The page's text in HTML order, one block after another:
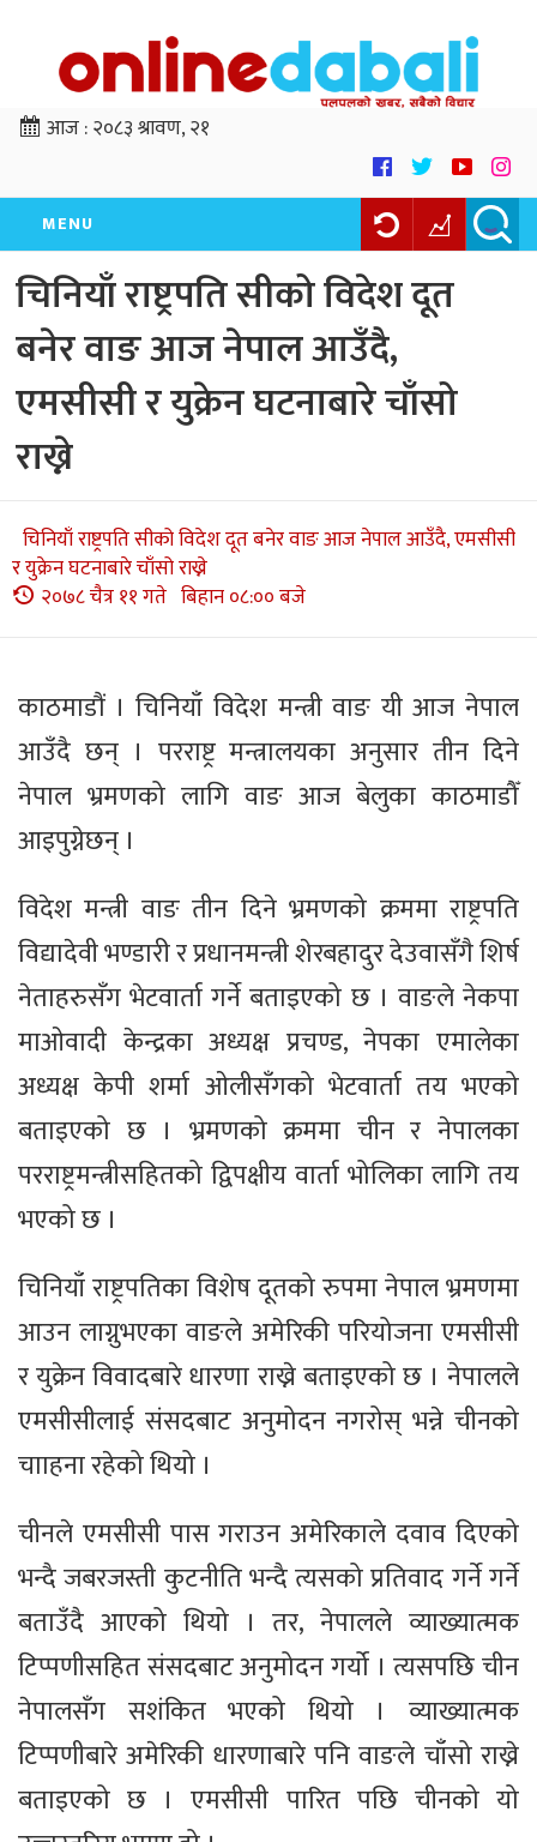
आज :२०८३ श्रावण, २१
MENU
चिनियाँ राष्ट्रपति सीको विदेश दूत
बनेर वाङ आज नेपाल आउँदै,
एमसीसी र युक्रेन घटनाबारे चाँसो
राख्ने
चिनियाँ राष्ट्रपति सीको विदेश दूत बनेर वाङ आज नेपाल आउँदै, एमसीसी
र युक्रेन घटनाबारे चाँसो राख्ने
२०७८ चैत्र ११ गते बिहान ०८:०० बजे
काठमाडौं । चिनियाँ विदेश मन्त्री वाङ यी आज नेपाल
आउँदै छन् । परराष्ट्र मन्त्रालयका अनुसार तीन दिने
नेपाल भ्रमणको लागि वाङ आज बेलुका काठमाडौँ
आइपुग्नेछन् ।
विदेश मन्त्री वाङ तीन दिने भ्रमणको क्रममा राष्ट्रपति
विद्यादेवी भण्डारी र प्रधानमन्त्री शेरबहादुर देउवासँगै शिर्ष
नेताहरुसँग भेटवार्ता गर्ने बताइएको छ । वाङले नेकपा
माओवादी केन्द्रका अध्यक्ष प्रचण्ड, नेपका एमालेका
अध्यक्ष केपी शर्मा ओलीसँगको भेटवार्ता तय भएको
बताइएको छ । भ्रमणको क्रममा चीन र नेपालका
परराष्ट्रमन्त्रीसहितको द्विपक्षीय वार्ता भोलिका लागि तय
भएको छ ।
चिनियाँ राष्ट्रपतिका विशेष दूतको रुपमा नेपाल भ्रमणमा
आउन लाग्नुभएका वाङले अमेरिकी परियोजना एमसीसी
र युक्रेन विवादबारे धारणा राख्ने बताइएको छ । नेपालले
एमसीसीलाई संसदबाट अनुमोदन नगरोस् भन्ने चीनको
चााहना रहेको थियो ।
चीनले एमसीसी पास गराउन अमेरिकाले दवाव दिएको
भन्दै जबरजस्ती कुटनीति भन्दै त्यसको प्रतिवाद गर्ने गर्ने
बताउँदै आएको थियो । तर, नेपालले व्याख्यात्मक
टिप्पणीसहित संसदबाट अनुमोदन गर्यो । त्यसपछि चीन
नेपालसँग सशंकित भएको थियो । व्याख्यात्मक
टिप्पणीबारे अमेरिकी धारणाबारे पनि वाङले चाँसो राख्ने
बताइएको छ । एमसीसी पारित पछि चीनको यो